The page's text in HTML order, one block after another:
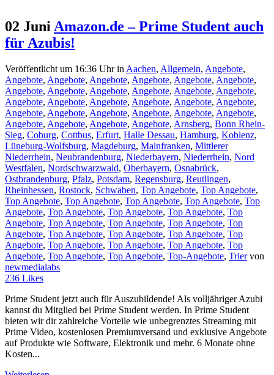
02 Juni Amazon.de – Prime Student auch
für Azubis!
Veröffentlicht um 16:36 Uhrin Aachen, Allgemein, Angebote,
Angebote, Angebote, Angebote, Angebote, Angebote, Angebote,
Angebote, Angebote, Angebote, Angebote, Angebote, Angebote,
Angebote, Angebote, Angebote, Angebote, Angebote, Angebote,
Angebote, Angebote, Angebote, Angebote, Angebote, Angebote,
Angebote, Angebote, Angebote, Angebote, Arnsberg, Bonn Rhein-
Sieg, Coburg, Cottbus, Erfurt, Halle Dessau, Hamburg, Koblenz,
Lüneburg-Wolfsburg, Magdeburg, Mainfranken, Mittlerer
Niederrhein, Neubrandenburg, Niederbayern, Niederrhein, Nord
Westfalen, Nordschwarzwald, Oberbayern, Osnabrück,
Ostbrandenburg, Pfalz, Potsdam, Regensburg, Reutlingen,
Rheinhessen, Rostock, Schwaben, Top Angebote, Top Angebote,
Top Angebote, Top Angebote, Top Angebote, Top Angebote, Top
Angebote, Top Angebote, Top Angebote, Top Angebote, Top
Angebote, Top Angebote, Top Angebote, Top Angebote, Top
Angebote, Top Angebote, Top Angebote, Top Angebote, Top
Angebote, Top Angebote, Top Angebote, Top Angebote, Top
Angebote, Top Angebote, Top Angebote, Top-Angebote, Trier von
newmedialabs
236 Likes
Prime Student jetzt auch für Auszubildende! Als volljähriger Azubi
kannst du Mitglied bei Prime Student werden. In Prime Student
bieten wir dir zahlreiche Vorteile wie unbegrenztes Streaming mit
Prime Video, kostenlosen Premiumversand und exklusive Angebote
auf Produkte wie Software, Elektronik und mehr. 6 Monate ohne
Kosten...